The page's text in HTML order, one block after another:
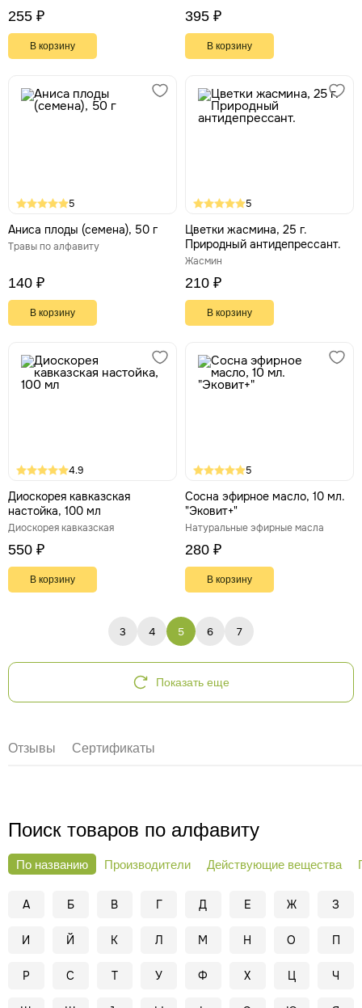
255 ₽
В корзину
395 ₽
В корзину
5
Аниса плоды (семена), 50 г
Травы по алфавиту
140 ₽
В корзину
5
Цветки жасмина, 25 г.
Природный антидепрессант.
Жасмин
210 ₽
В корзину
4.9
Диоскорея кавказская
настойка, 100 мл
Диоскорея кавказская
550 ₽
В корзину
5
Сосна эфирное масло, 10 мл.
"Эковит+"
Натуральные эфирные масла
280 ₽
В корзину
3 4 5 6 7
Показать еще
Отзывы Сертификаты
Поиск товаров по алфавиту
По названию Производители Действующие вещества
А Б В Г Д Е Ж З
И Й К Л М Н О П
Р С Т У Ф Х Ц Ч